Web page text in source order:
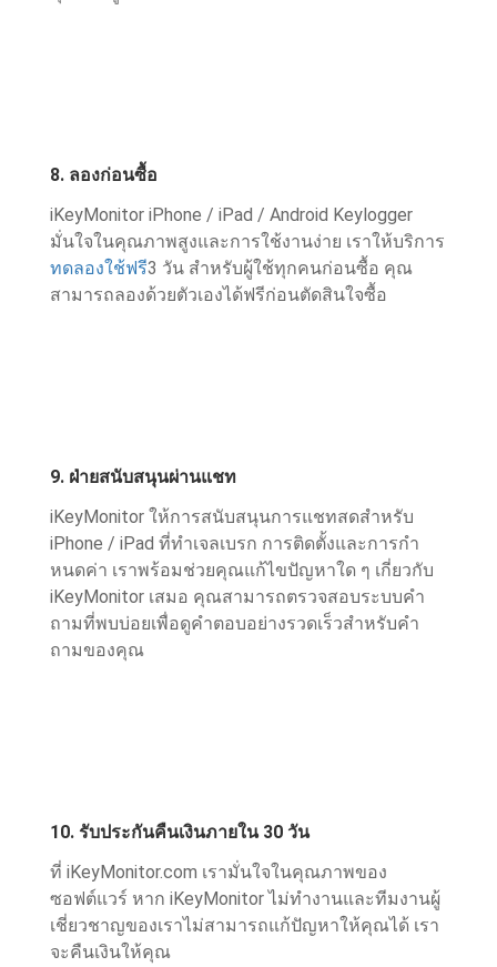
8. ลองก่อนซื้อ
iKeyMonitor iPhone / iPad / Android Keylogger
มั่นใจในคุณภาพสูงและการใช้งานง่าย เราให้บริการ
ทดลองใช้ฟรี3 วัน สําหรับผู้ใช้ทุกคนก่อนซื้อ คุณ
สามารถลองด้วยตัวเองได้ฟรีก่อนตัดสินใจซื้อ
9. ฝ่ายสนับสนุนผ่านแชท
iKeyMonitor ให้การสนับสนุนการแชทสดสำหรับ
iPhone / iPad ที่ทำเจลเบรก การติดตั้งและการกํา
หนดค่า เราพร้อมช่วยคุณแก้ไขปัญหาใด ๆ เกี่ยวกับ
iKeyMonitor เสมอ คุณสามารถตรวจสอบระบบคํา
ถามที่พบบ่อยเพื่อดูคําตอบอย่างรวดเร็วสําหรับคํา
ถามของคุณ
10. รับประกันคืนเงินภายใน 30 วัน
ที่ iKeyMonitor.com เรามั่นใจในคุณภาพของ
ซอฟต์แวร์ หาก iKeyMonitor ไม่ทํางานและทีมงานผู้
เชี่ยวชาญของเราไม่สามารถแก้ปัญหาให้คุณได้ เรา
จะคืนเงินให้คุณ